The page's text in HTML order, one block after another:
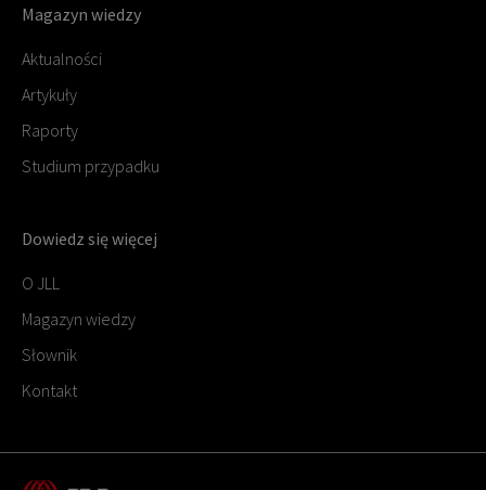
Magazyn wiedzy
Aktualności
Artykuły
Raporty
Studium przypadku
Dowiedz się więcej
O JLL
Magazyn wiedzy
Słownik
Kontakt